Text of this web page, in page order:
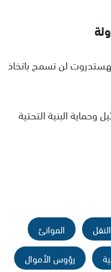
لن تسمح باتخاذ
البنية التحتية
النقل
الموانئ
رؤوس الأموال